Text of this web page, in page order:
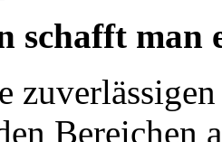
schafft man
Bereichen